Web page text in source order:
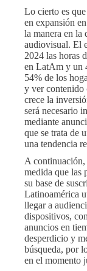
Lo cierto es
en expansión
la manera en la
audiovisual. El
2024 las horas
en LatAm y un
54% de los
y ver contenido
crece la
será necesario
mediante
que se trata de
una tendencia
A continuación,
medida que las
su base de
Latinoamérica
llegar a
dispositivos,
anuncios en
desperdicio y
búsqueda, por
en el momento